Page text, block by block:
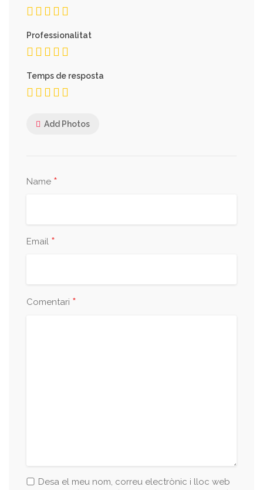
Professionalitat
Temps de resposta
Add Photos
Name *
Email *
Comentari *
Desa el meu nom, correu electrònic i lloc web